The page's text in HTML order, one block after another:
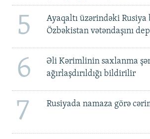
5
Ayaqaltı üzərindəki Rusiya
Özbəkistan vətəndaşını
6
Əli Kərimlinin saxlanma
ağırlaşdırıldığı bildirilir
7 Rusiyada namaza görə